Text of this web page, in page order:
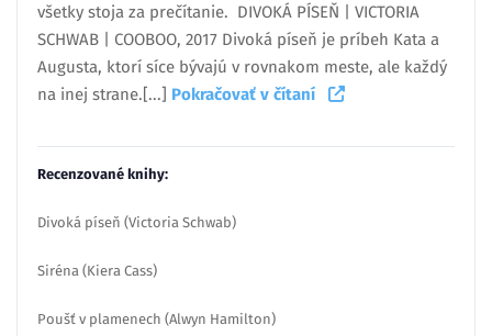
všetky stoja za prečítanie. DIVOKÁ PÍSEŇ | VICTORIA
SCHWAB | COOBOO, 2017 Divoká píseň je príbeh Kata a
Augusta, ktorí síce bývajú v rovnakom meste, ale každý
na inej strane.[...] Pokračovať v čítaní
Recenzované knihy:
Divoká píseň (Victoria Schwab)
Siréna (Kiera Cass)
Poušť v plamenech (Alwyn Hamilton)